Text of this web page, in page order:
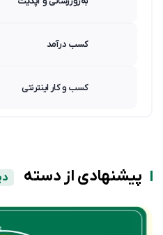
کسب درآمد
کسب و کار اینترنتی
پیشنهادی از دسته